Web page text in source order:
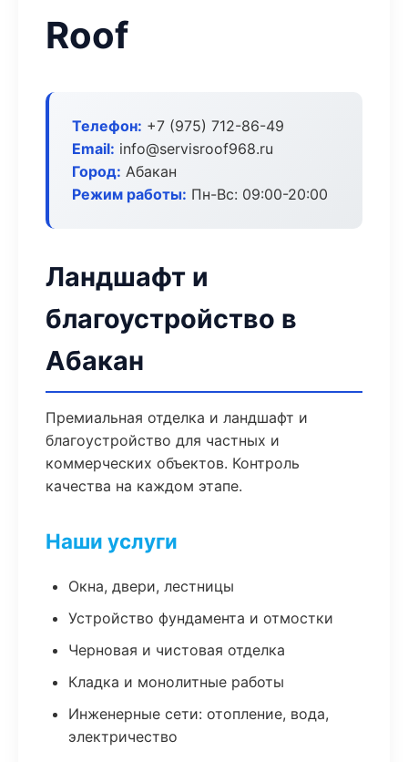
Roof
Телефон: +7 (975) 712-86-49
Email: info@servisroof968.ru
Город: Абакан
Режим работы: Пн-Вс: 09:00-20:00
Ландшафт и
благоустройство в
Абакан
Премиальная отделка и ландшафт и
благоустройство для частных и
коммерческих объектов. Контроль
качества на каждом этапе.
Наши услуги
Окна, двери, лестницы
Устройство фундамента и отмостки
Черновая и чистовая отделка
Кладка и монолитные работы
Инженерные сети: отопление, вода,
электричество